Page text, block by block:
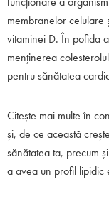
membranelor celulare
vitaminei D. În pofida
menținerea
pentru sănătatea
Citește mai multe în
și, de ce această
sănătatea ta, precum
a avea un profil lipidic